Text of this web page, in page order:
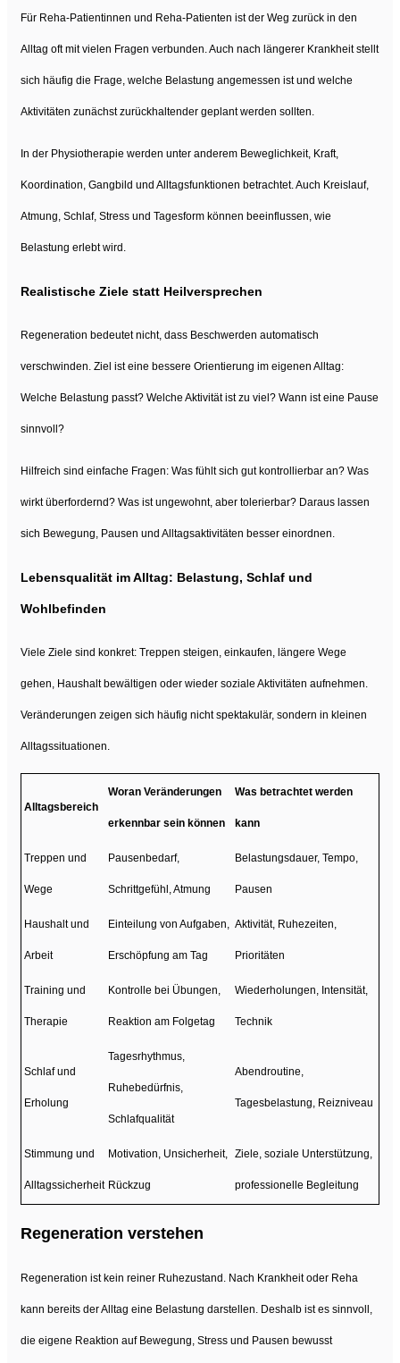
Für Reha-Patientinnen und Reha-Patienten ist der Weg zurück in den
Alltag oft mit vielen Fragen verbunden. Auch nach längerer Krankheit stellt
sich häufig die Frage, welche Belastung angemessen ist und welche
Aktivitäten zunächst zurückhaltender geplant werden sollten.
In der Physiotherapie werden unter anderem Beweglichkeit, Kraft,
Koordination, Gangbild und Alltagsfunktionen betrachtet. Auch Kreislauf,
Atmung, Schlaf, Stress und Tagesform können beeinflussen, wie
Belastung erlebt wird.
Realistische Ziele statt Heilversprechen
Regeneration bedeutet nicht, dass Beschwerden automatisch
verschwinden. Ziel ist eine bessere Orientierung im eigenen Alltag:
Welche Belastung passt? Welche Aktivität ist zu viel? Wann ist eine Pause
sinnvoll?
Hilfreich sind einfache Fragen: Was fühlt sich gut kontrollierbar an? Was
wirkt überfordernd? Was ist ungewohnt, aber tolerierbar? Daraus lassen
sich Bewegung, Pausen und Alltagsaktivitäten besser einordnen.
Lebensqualität im Alltag: Belastung, Schlaf und
Wohlbefinden
Viele Ziele sind konkret: Treppen steigen, einkaufen, längere Wege
gehen, Haushalt bewältigen oder wieder soziale Aktivitäten aufnehmen.
Veränderungen zeigen sich häufig nicht spektakulär, sondern in kleinen
Alltagssituationen.
Alltagsbereich
Woran Veränderungen
erkennbar sein können
Was betrachtet werden
kann
Treppen und
Wege
Pausenbedarf,
Schrittgefühl, Atmung
Belastungsdauer, Tempo,
Pausen
Haushalt und
Arbeit
Einteilung von Aufgaben,
Erschöpfung am Tag
Aktivität, Ruhezeiten,
Prioritäten
Training und
Therapie
Kontrolle bei Übungen,
Reaktion am Folgetag
Wiederholungen, Intensität,
Technik
Schlaf und
Erholung
Tagesrhythmus,
Ruhebedürfnis,
Schlafqualität
Abendroutine,
Tagesbelastung, Reizniveau
Stimmung und
Alltagssicherheit
Motivation, Unsicherheit,
Rückzug
Ziele, soziale Unterstützung,
professionelle Begleitung
Regeneration verstehen
Regeneration ist kein reiner Ruhezustand. Nach Krankheit oder Reha
kann bereits der Alltag eine Belastung darstellen. Deshalb ist es sinnvoll,
die eigene Reaktion auf Bewegung, Stress und Pausen bewusst